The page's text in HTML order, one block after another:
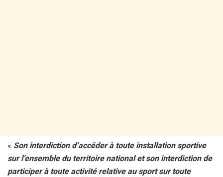
« Son interdiction d’accéder à toute installation sportive
sur l’ensemble du territoire national et son interdiction de
participer à toute activité relative au sport sur toute